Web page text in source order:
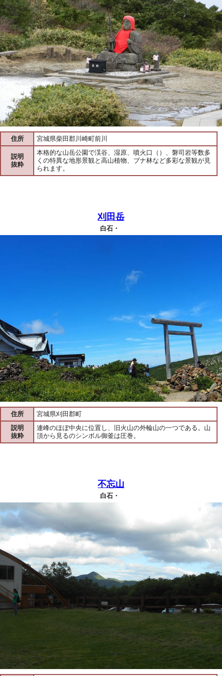
住所 宮城県柴田郡川崎町前川
説明
抜粋
本格的な山岳公園で渓谷、湿原、噴火口（）、磐司岩等数多
くの特異な地形景観と高山植物、ブナ林など多彩な景観が見
られます。
刈田岳
白石・
住所
宮城県刈田郡町
説明
抜粋
連峰のほぼ中央に位置し、旧火山の外輪山の一つである。山
頂から見るのシンボル御釜は圧巻。
不忘山
白石・